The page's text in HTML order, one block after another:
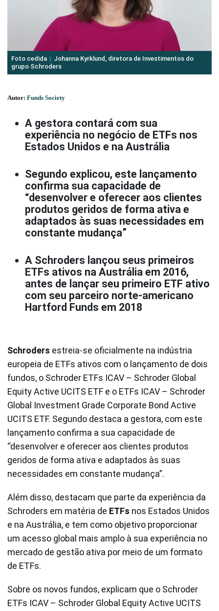
Foto cedida
Johanna Kyrklund, diretora de Investimentos do
grupo Schroders
Autor: Funds Society
A gestora contará com sua
experiência no negócio de ETFs nos
Estados Unidos e na Austrália
Segundo explicou, este lançamento
confirma sua capacidade de
“desenvolver e oferecer aos clientes
produtos geridos de forma ativa e
adaptados às suas necessidades em
constante mudança”
A Schroders lançou seus primeiros
ETFs ativos na Austrália em 2016,
antes de lançar seu primeiro ETF ativo
com seu parceiro norte-americano
Hartford Funds em 2018
Schroders estreia-se oficialmente na indústria
europeia de ETFs ativos com o lançamento de dois
fundos, o Schroder ETFs ICAV – Schroder Global
Equity Active UCITS ETF e o ETFs ICAV – Schroder
Global Investment Grade Corporate Bond Active
UCITS ETF. Segundo destaca a gestora, com este
lançamento confirma a sua capacidade de
“desenvolver e oferecer aos clientes produtos
geridos de forma ativa e adaptados às suas
necessidades em constante mudança”.
Além disso, destacam que parte da experiência da
Schroders em matéria de ETFs nos Estados Unidos
e na Austrália, e tem como objetivo proporcionar
um acesso global mais amplo à sua experiência no
mercado de gestão ativa por meio de um formato
de ETFs.
Sobre os novos fundos, explicam que o Schroder
ETFs ICAV – Schroder Global Equity Active UCITS